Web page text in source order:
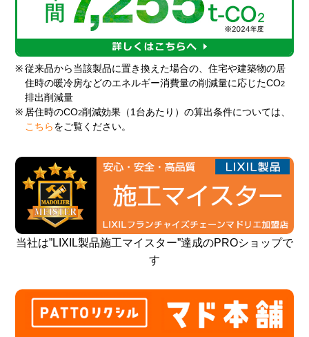
※ 従来品から当該製品に置き換えた場合の、住宅や建築物の居
住時の暖冷房などのエネルギー消費量の削減量に応じたCO2
排出削減量
※ 居住時のCO2削減効果（1台あたり）の算出条件については、
こちら をご覧ください。
当社は”LIXIL製品施工マイスター”達成のPROショップで
す